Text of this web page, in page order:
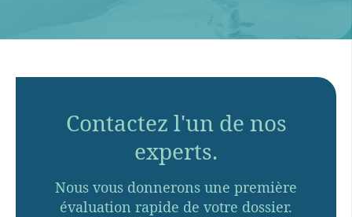
Contactez l'un de nos
experts.
Nous vous donnerons une première
évaluation rapide de votre dossier.